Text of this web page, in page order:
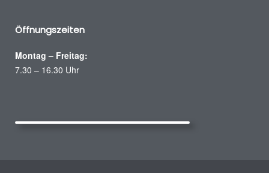
Öffnungszeiten
Montag – Freitag:
7.30 – 16.30 Uhr